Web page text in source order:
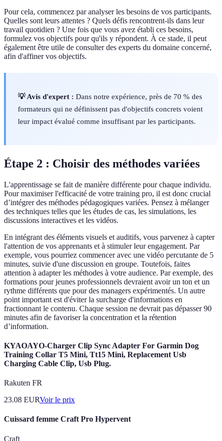
Pour cela, commencez par analyser les besoins de vos participants.
Quelles sont leurs attentes ? Quels défis rencontrent-ils dans leur
travail quotidien ? Une fois que vous avez établi ces besoins,
formulez vos objectifs pour qu'ils y répondent. À ce stade, il peut
également être utile de consulter des experts du domaine concerné,
afin d'affiner vos objectifs.
💡 Avis d'expert : Dans notre expérience, près de 70 % des
formateurs qui ne définissent pas d'objectifs concrets voient
leur impact évalué comme insuffisant par les participants.
Étape 2 : Choisir des méthodes variées
L'apprentissage se fait de manière différente pour chaque individu.
Pour maximiser l'efficacité de votre training pro, il est donc crucial
d’intégrer des méthodes pédagogiques variées. Pensez à mélanger
des techniques telles que les études de cas, les simulations, les
discussions interactives et les vidéos.
En intégrant des éléments visuels et auditifs, vous parvenez à capter
l'attention de vos apprenants et à stimuler leur engagement. Par
exemple, vous pourriez commencer avec une vidéo percutante de 5
minutes, suivie d'une discussion en groupe. Toutefois, faites
attention à adapter les méthodes à votre audience. Par exemple, des
formations pour jeunes professionnels devraient avoir un ton et un
rythme différents que pour des managers expérimentés. Un autre
point important est d'éviter la surcharge d'informations en
fractionnant le contenu. Chaque session ne devrait pas dépasser 90
minutes afin de favoriser la concentration et la rétention
d’information.
KYAOAYO-Charger Clip Sync Adapter For Garmin Dog
Training Collar T5 Mini, Tt15 Mini, Replacement Usb
Charging Cable Clip, Usb Plug.
Rakuten FR
23.08 EURVoir le prix
Cuissard femme Craft Pro Hypervent
Craft